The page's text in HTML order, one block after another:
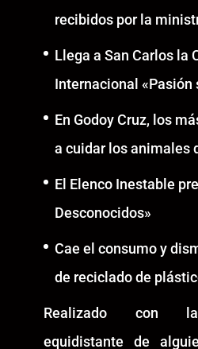
recibidos por la
Llega a San Carlos la
Internacional «Pasión
En Godoy Cruz, los
a cuidar los animales
El Elenco Inestable
Desconocidos»
Cae el consumo y
de reciclado de
Realizado con
equidistante de